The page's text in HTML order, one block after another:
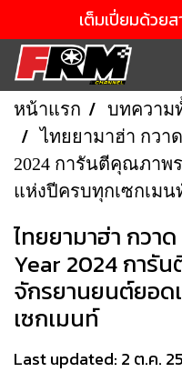
เต็มเปี่ยมด้วย
หน้าแรก บทความ
ไทยยามาฮ่า กวาด
2024 การันตีคุณภาพ
แห่งปีครบทุกเซกเมน
ไทยยามาฮ่า กวา
Year 2024 การั
จักรยานยนต์ยอ
เซกเมนท์
Last updated: 2 ต.ค.